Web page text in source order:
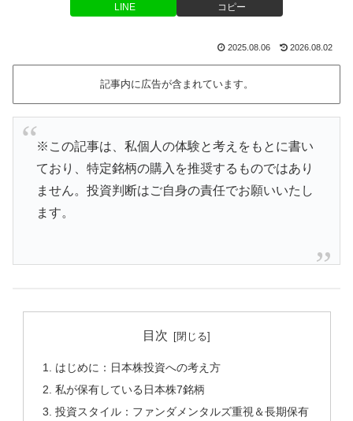
LINE コピー
2025.08.06 2026.08.02
記事内に広告が含まれています。
※この記事は、私個人の体験と考えをもとに書い
ており、特定銘柄の購入を推奨するものではあり
ません。投資判断はご自身の責任でお願いいたし
ます。
目次
はじめに：日本株投資への考え方
私が保有している日本株7銘柄
投資スタイル：ファンダメンタルズ重視＆長期保有